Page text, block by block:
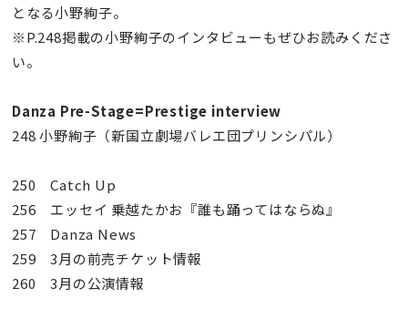
となる小野絢子。
※P.248掲載の小野絢子のインタビューもぜひお読みくださ
い。
Danza Pre-Stage=Prestige interview
248 小野絢子（新国立劇場バレエ団プリンシパル）
250 Catch Up
256 エッセイ 乗越たかお『誰も踊ってはならぬ』
257 Danza News
259 3月の前売チケット情報
260 3月の公演情報